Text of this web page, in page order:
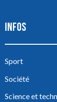
INFOS
Sport
Société
Science et